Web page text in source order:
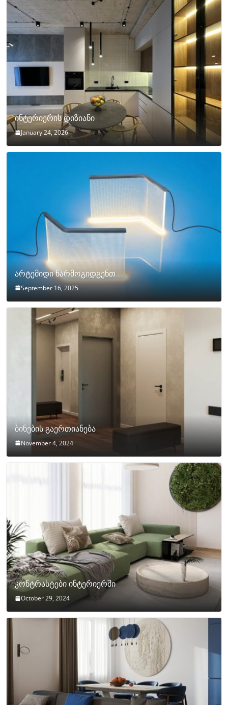
ინტერიერის დიზიანი
January 24, 2026
არტემიდი წარმოგიდგენთ
September 16, 2025
ბინების გაერთიანება
November 4, 2024
კონტრასტები ინტერიერში
October 29, 2024